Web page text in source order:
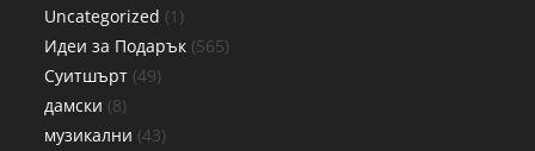
Uncategorized 1
Идеи за Подарък 565
Суитшърт 49
дамски 8
музикални 43